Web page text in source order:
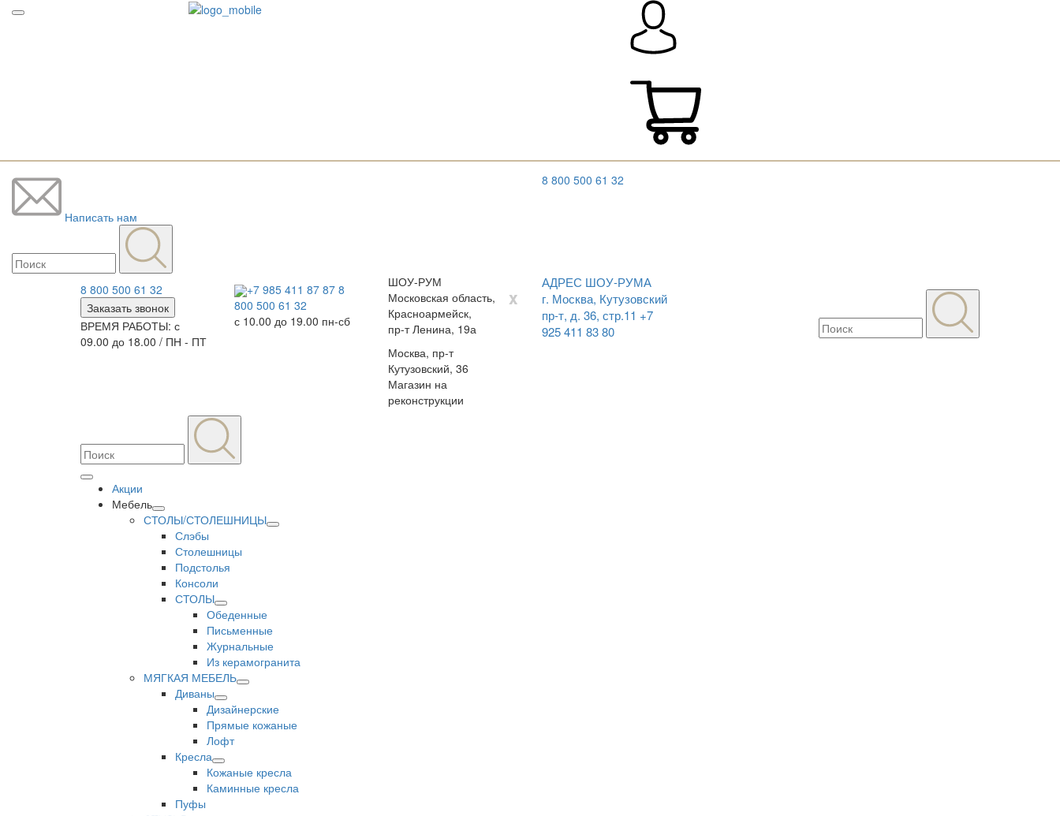
Написать нам
8 800 500 61 32
8 800 500 61 32
Заказать звонок
ВРЕМЯ РАБОТЫ: с
09.00 до 18.00 / ПН - ПТ
+7 985 411 87 87 8
800 500 61 32
с 10.00 до 19.00 пн-сб
ШОУ-РУМ
x
Московская область,
Красноармейск,
пр-т Ленина, 19а
Москва, пр-т
Кутузовский, 36
Магазин на
реконструкции
АДРЕС ШОУ-РУМА
г. Москва, Кутузовский
пр-т, д. 36, стр.11 +7
925 411 83 80
Акции
Мебель
СТОЛЫ/СТОЛЕШНИЦЫ
Слэбы
Столешницы
Подстолья
Консоли
СТОЛЫ
Обеденные
Письменные
Журнальные
Из керамогранита
МЯГКАЯ МЕБЕЛЬ
Диваны
Дизайнерские
Прямые кожаные
Лофт
Кресла
Кожаные кресла
Каминные кресла
Пуфы